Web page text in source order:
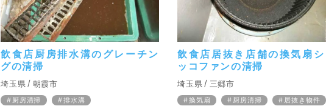
飲食店厨房排水溝のグレーチン
グの清掃
埼玉県 朝霞市
厨房清掃
排水溝
飲食店居抜き店舗の換気扇
ッコファンの清掃
埼玉県 三郷市
換気扇 厨房清掃
居抜き物件